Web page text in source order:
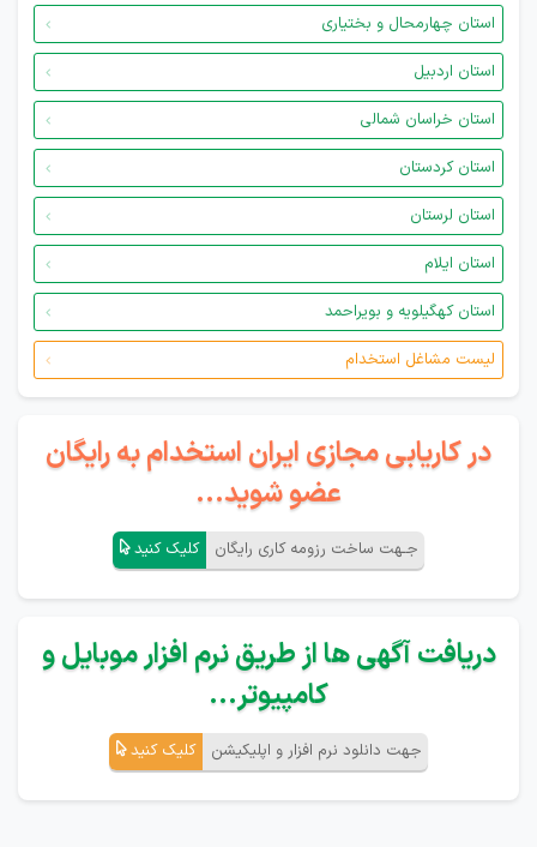
استان چهارمحال و بختیاری
استان اردبیل
استان خراسان شمالی
استان کردستان
استان لرستان
استان ایلام
استان کهگیلویه و بویراحمد
لیست مشاغل استخدام
در کاریابی مجازی ایران استخدام به رایگان
عضو شوید...
جـهت ساخت رزومه کاری رایگان کلیک کنید
دریافت آگهی ها از طریق نرم افزار موبایل و
کامپیوتر...
جهت دانلود نرم افزار و اپلیکیشن کلیک کنید